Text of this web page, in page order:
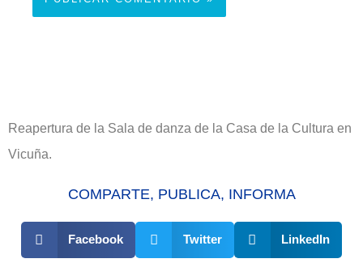
Reapertura de la Sala de danza de la Casa de la Cultura en
Vicuña.
COMPARTE, PUBLICA, INFORMA
Facebook Twitter LinkedIn